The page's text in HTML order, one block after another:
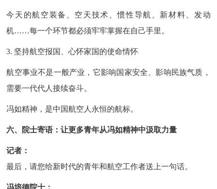
今天的航空装备、空天技术、惯性导航、新材料、发动
机……每一个环节都必须牢牢掌握在自己手里。
3. 坚持航空报国、心怀家国的使命情怀
航空事业不是一般产业，它影响国家安全、影响民族气质，
需要一代代人接续奋斗。
冯如精神，是中国航空人永恒的航标。
六、院士寄语：让更多青年从冯如精神中汲取力量
记者：
最后，请您给新时代的青年和航空工作者送上一句话。